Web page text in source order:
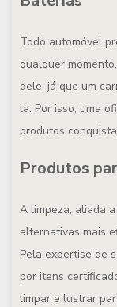
Todo automóvel
qualquer
dele, já que um
la. Por isso, uma
produtos
Produtos
A limpeza, aliada
alternativas mais
Pela expertise de
por itens
limpar e lustrar